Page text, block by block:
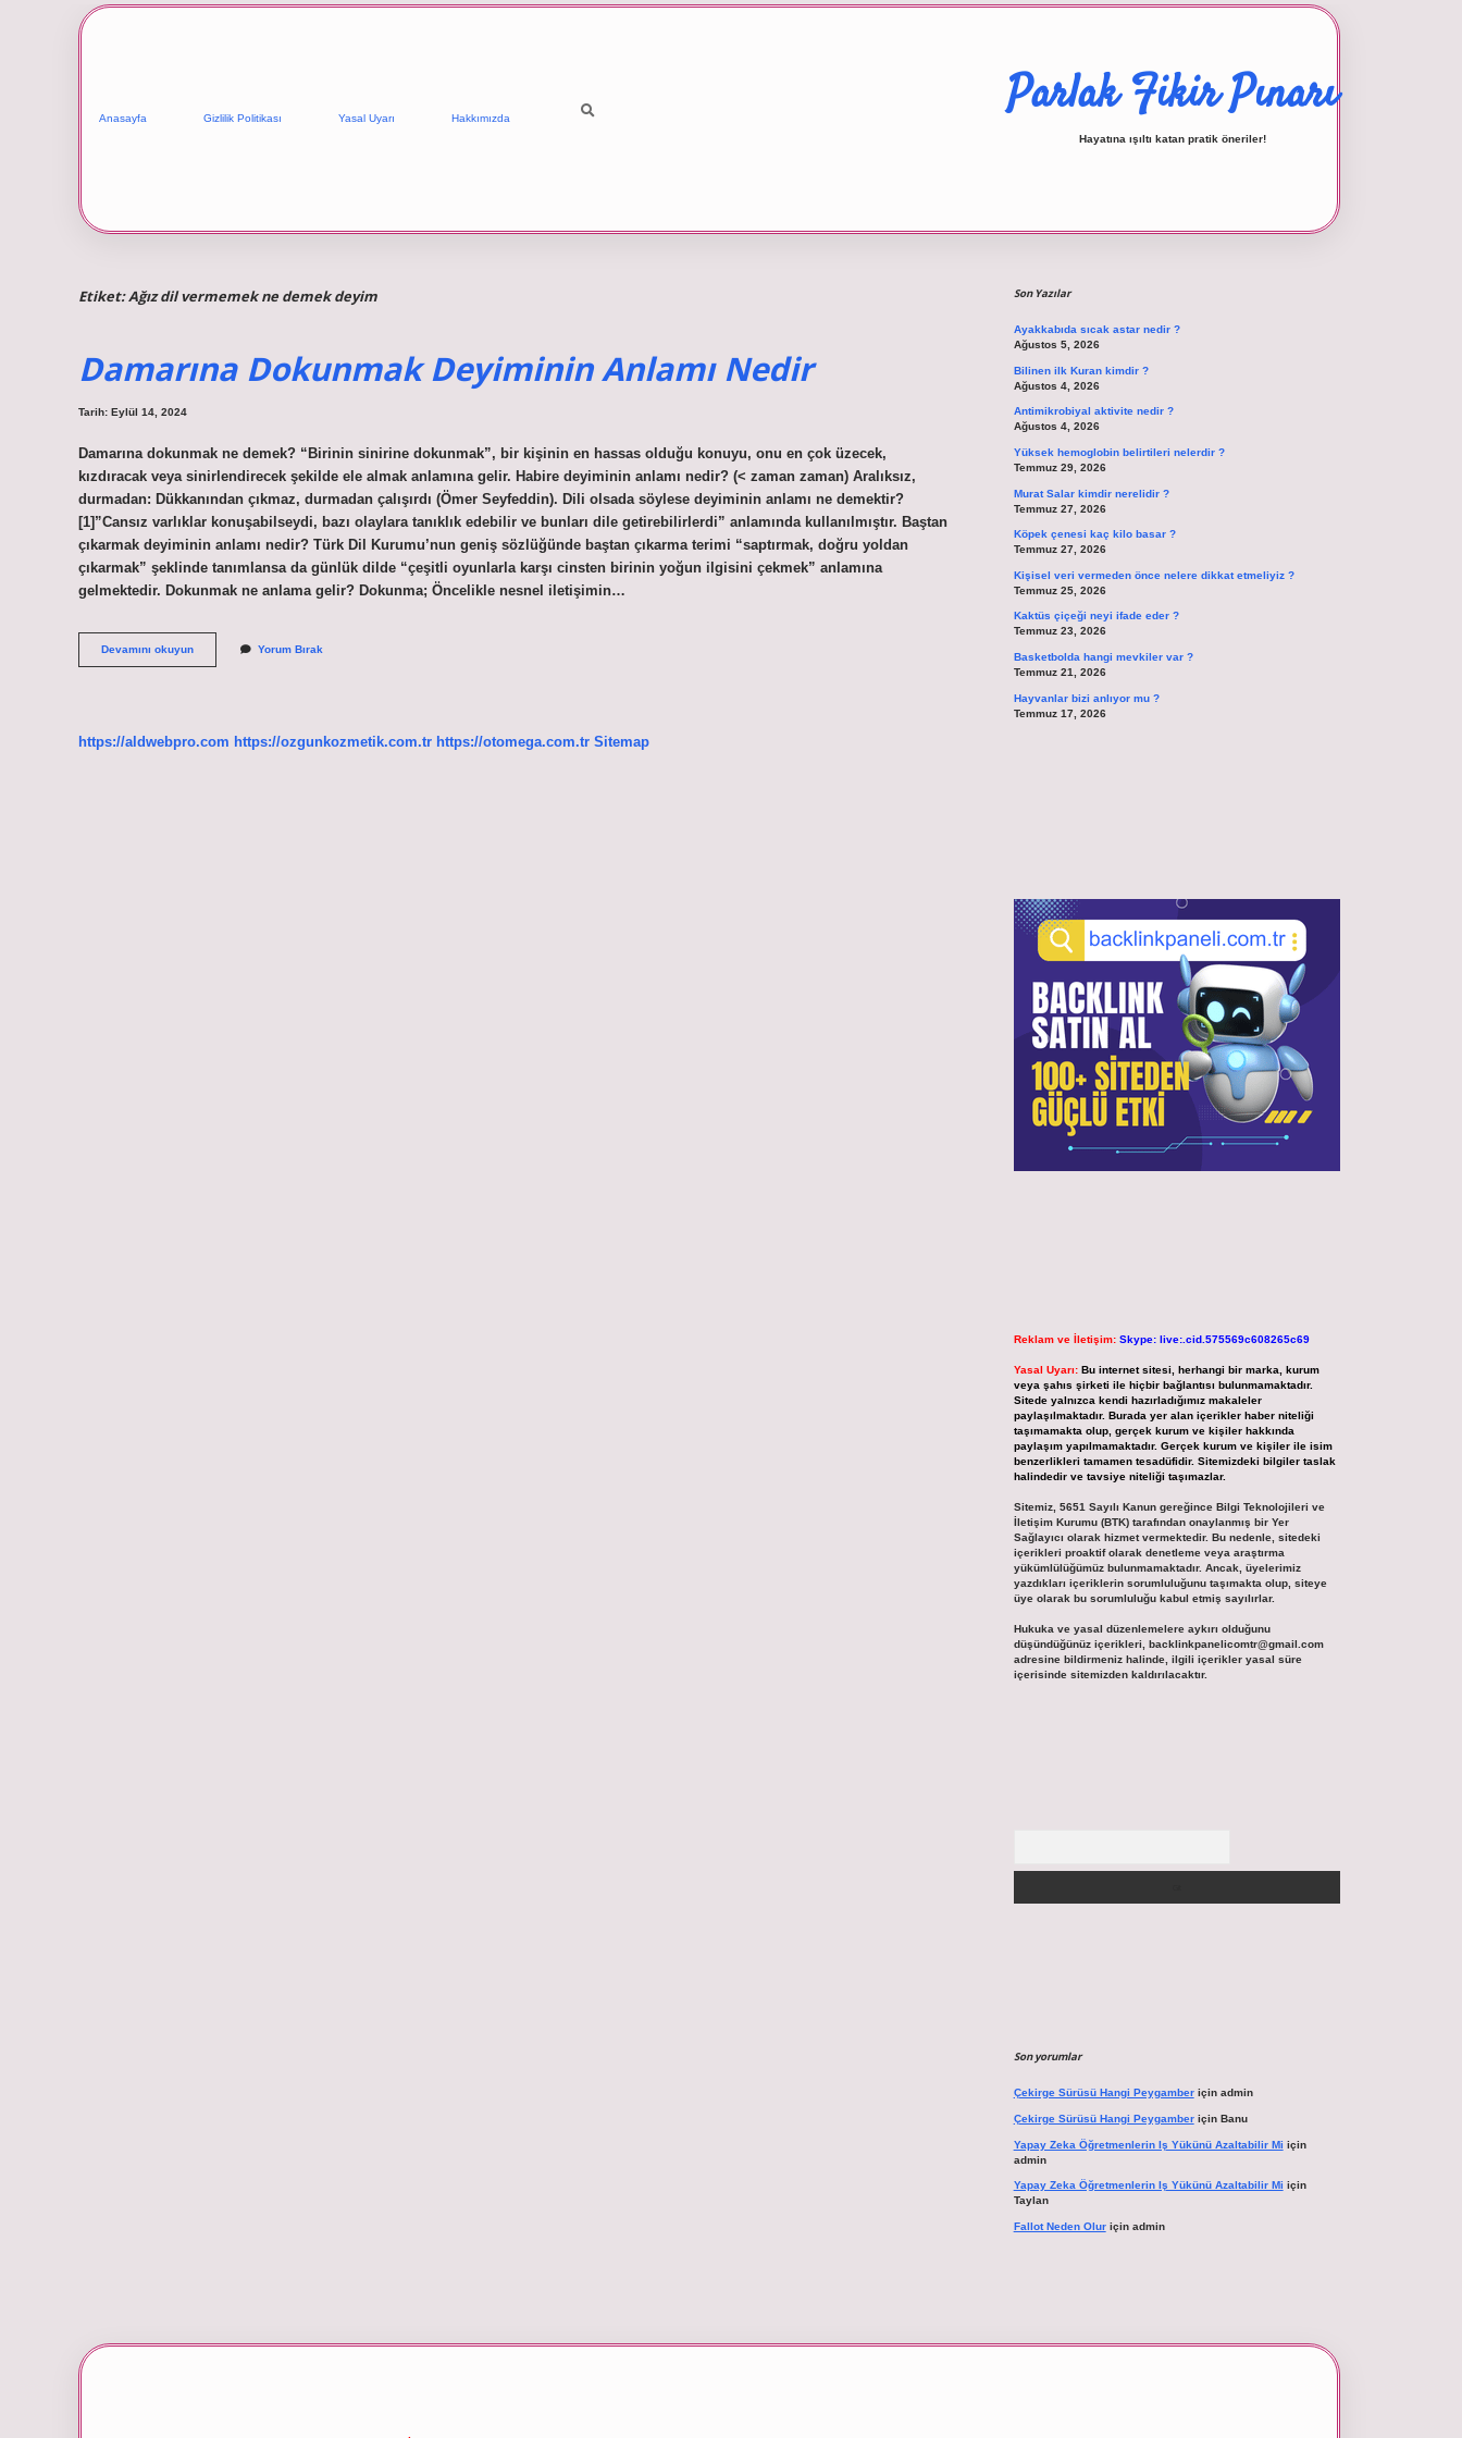
Anasayfa Gizlilik Politikası Yasal Uyarı Hakkımızda Parlak Fikir Pınarı
Hayatına ışıltı katan pratik öneriler!
Etiket:Ağız dil vermemek ne demek deyim
Damarına Dokunmak Deyiminin Anlamı Nedir
Tarih: Eylül 14, 2024
Damarına dokunmak ne demek? “Birinin sinirine dokunmak”, bir kişinin en hassas olduğu konuyu, onu en çok üzecek,
kızdıracak veya sinirlendirecek şekilde ele almak anlamına gelir. Habire deyiminin anlamı nedir? (< zaman zaman) Aralıksız,
durmadan: Dükkanından çıkmaz, durmadan çalışırdı (Ömer Seyfeddin). Dili olsada söylese deyiminin anlamı ne demektir?
[1]”Cansız varlıklar konuşabilseydi, bazı olaylara tanıklık edebilir ve bunları dile getirebilirlerdi” anlamında kullanılmıştır. Baştan
çıkarmak deyiminin anlamı nedir? Türk Dil Kurumu’nun geniş sözlüğünde baştan çıkarma terimi “saptırmak, doğru yoldan
çıkarmak” şeklinde tanımlansa da günlük dilde “çeşitli oyunlarla karşı cinsten birinin yoğun ilgisini çekmek” anlamına
gelmektedir. Dokunmak ne anlama gelir? Dokunma; Öncelikle nesnel iletişimin…
Devamını okuyunDamarına
Dokunmak
Yorum Bırak
https://aldwebpro.com https://ozgunkozmetik.com.tr https://otomega.com.tr Sitemap
Son Yazılar
Ayakkabıda sıcak astar nedir ?
Ağustos 5, 2026
Bilinen ilk Kuran kimdir ?
Ağustos 4, 2026
Antimikrobiyal aktivite nedir ?
Ağustos 4, 2026
Yüksek hemoglobin belirtileri nelerdir ?
Temmuz 29, 2026
Murat Salar kimdir nerelidir ?
Temmuz 27, 2026
Köpek çenesi kaç kilo basar ?
Temmuz 27, 2026
Kişisel veri vermeden önce nelere dikkat etmeliyiz ?
Temmuz 25, 2026
Kaktüs çiçeği neyi ifade eder ?
Temmuz 23, 2026
Basketbolda hangi mevkiler var ?
Temmuz 21, 2026
Hayvanlar bizi anlıyor mu ?
Temmuz 17, 2026
Reklam ve İletişim: Skype: live:.cid.575569c608265c69
Yasal Uyarı: Bu internet sitesi, herhangi bir marka, kurum
veya şahıs şirketi ile hiçbir bağlantısı bulunmamaktadır.
Sitede yalnızca kendi hazırladığımız makaleler
paylaşılmaktadır. Burada yer alan içerikler haber niteliği
taşımamakta olup, gerçek kurum ve kişiler hakkında
paylaşım yapılmamaktadır. Gerçek kurum ve kişiler ile isim
benzerlikleri tamamen tesadüfidir. Sitemizdeki bilgiler taslak
halindedir ve tavsiye niteliği taşımazlar.
Sitemiz, 5651 Sayılı Kanun gereğince Bilgi Teknolojileri ve
İletişim Kurumu (BTK) tarafından onaylanmış bir Yer
Sağlayıcı olarak hizmet vermektedir. Bu nedenle, sitedeki
içerikleri proaktif olarak denetleme veya araştırma
yükümlülüğümüz bulunmamaktadır. Ancak, üyelerimiz
yazdıkları içeriklerin sorumluluğunu taşımakta olup, siteye
üye olarak bu sorumluluğu kabul etmiş sayılırlar.
Hukuka ve yasal düzenlemelere aykırı olduğunu
düşündüğünüz içerikleri, backlinkpanelicomtr@gmail.com
adresine bildirmeniz halinde, ilgili içerikler yasal süre
içerisinde sitemizden kaldırılacaktır.
Son yorumlar
Çekirge Sürüsü Hangi Peygamberiçin admin
Çekirge Sürüsü Hangi Peygamberiçin Banu
Yapay Zeka Öğretmenlerin Iş Yükünü Azaltabilir Mi için
admin
Yapay Zeka Öğretmenlerin Iş Yükünü Azaltabilir Mi için
Taylan
Fallot Neden Oluriçin admin